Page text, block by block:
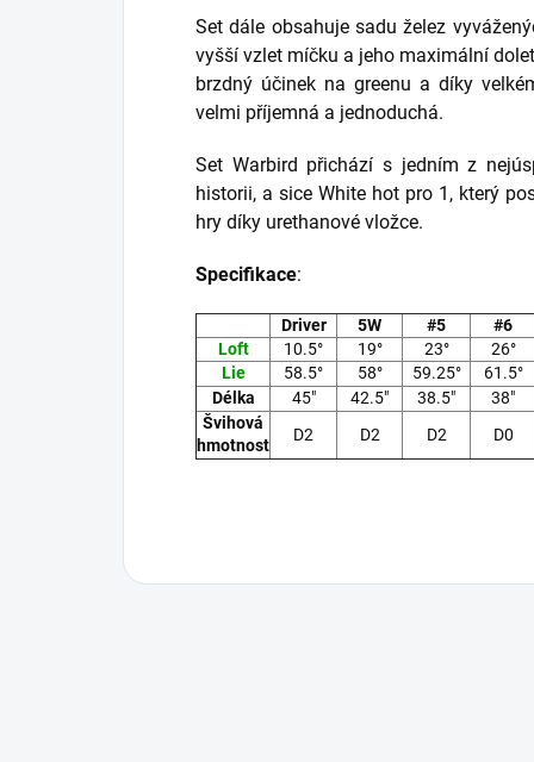
Set dále obsahuje sadu želez
vyšší vzlet míčku a jeho maximální
brzdný účinek na greenu a díky
velmi příjemná a jednoduchá.
Set Warbird přichází s jedním z
historii, a sice White hot pro 1, který
hry díky urethanové vložce.
Specifikace:
Driver 5W #5 #6
Loft
10.5° 19° 23° 26°
Lie
58.5° 58° 59.25° 61.5°
Délka
45" 42.5" 38.5" 38"
Švihová
hmotnost
D2 D2 D2 D0